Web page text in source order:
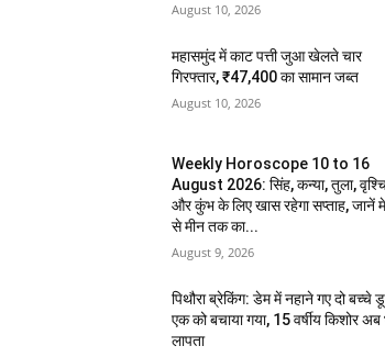
August 10, 2026
महासमुंद में काट पत्ती जुआ खेलते चार
गिरफ्तार, ₹47,400 का सामान जब्त
August 10, 2026
Weekly Horoscope 10 to 16
August 2026: सिंह, कन्या, तुला,
और कुंभ के लिए खास रहेगा सप्ताह, जानें
से मीन तक का...
August 9, 2026
पिथौरा ब्रेकिंग: डेम में नहाने गए दो बच्चे
एक को बचाया गया, 15 वर्षीय किशोर अब
लापता